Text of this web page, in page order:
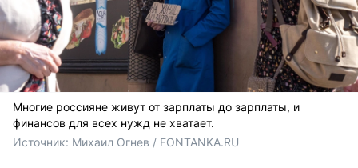
Многие россияне живут от зарплаты до зарплаты, и
финансов для всех нужд не хватает.
Источник: Михаил Огнев / FONTANKA.RU